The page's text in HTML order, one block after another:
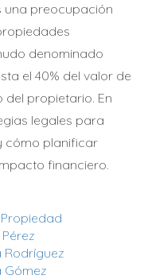
una preocupación
denominado
el 40% del valor de
propietario. En
legales para
cómo planificar
financiero.
Rodríguez
Gómez